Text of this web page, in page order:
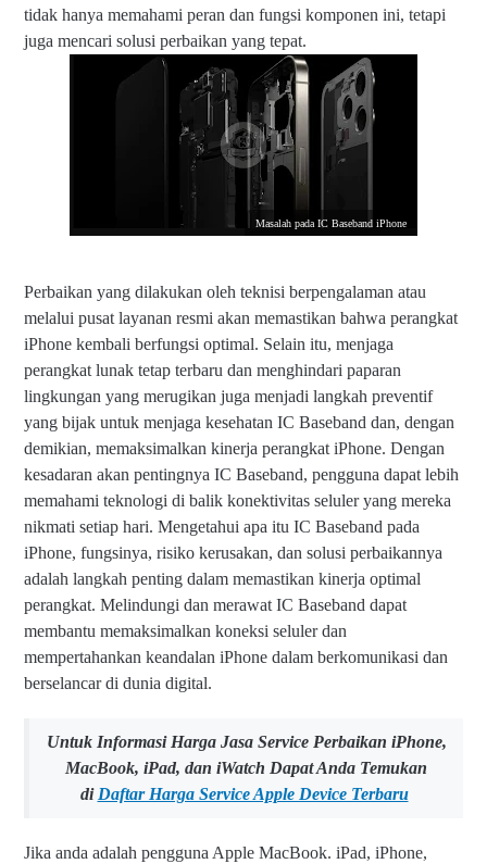
tidak hanya memahami peran dan fungsi komponen ini, tetapi
juga mencari solusi perbaikan yang tepat.
Masalah pada IC Baseband iPhone
Perbaikan yang dilakukan oleh teknisi berpengalaman atau
melalui pusat layanan resmi akan memastikan bahwa perangkat
iPhone kembali berfungsi optimal. Selain itu, menjaga
perangkat lunak tetap terbaru dan menghindari paparan
lingkungan yang merugikan juga menjadi langkah preventif
yang bijak untuk menjaga kesehatan IC Baseband dan, dengan
demikian, memaksimalkan kinerja perangkat iPhone. Dengan
kesadaran akan pentingnya IC Baseband, pengguna dapat lebih
memahami teknologi di balik konektivitas seluler yang mereka
nikmati setiap hari. Mengetahui apa itu IC Baseband pada
iPhone, fungsinya, risiko kerusakan, dan solusi perbaikannya
adalah langkah penting dalam memastikan kinerja optimal
perangkat. Melindungi dan merawat IC Baseband dapat
membantu memaksimalkan koneksi seluler dan
mempertahankan keandalan iPhone dalam berkomunikasi dan
berselancar di dunia digital.
Untuk Informasi Harga Jasa Service Perbaikan iPhone,
MacBook, iPad, dan iWatch Dapat Anda Temukan
di Daftar Harga Service Apple Device Terbaru
Jika anda adalah pengguna Apple MacBook. iPad, iPhone,